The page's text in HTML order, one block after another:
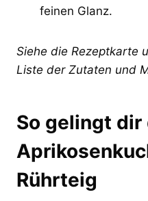
feinen Glanz.
Siehe die Rezeptkarte
Liste der Zutaten und
So gelingt dir
Rührteig